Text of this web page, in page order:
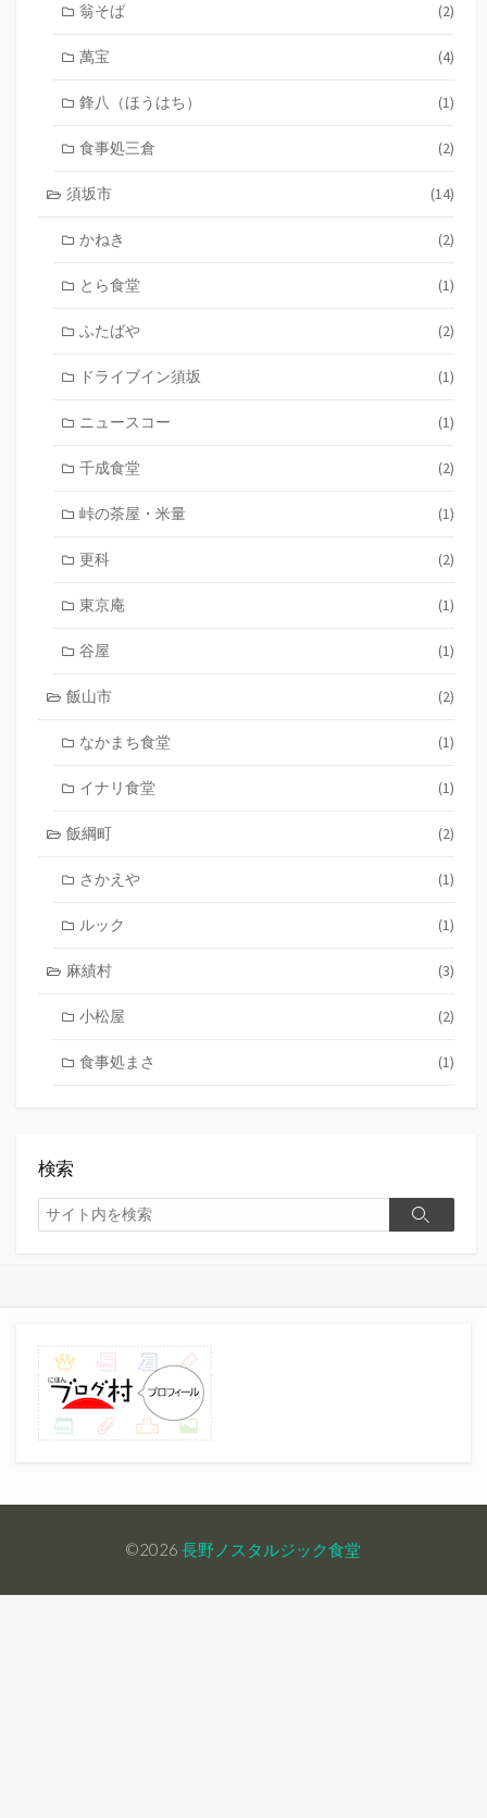
翁そば (2)
萬宝 (4)
鋒八（ほうはち） (1)
食事処三倉 (2)
須坂市 (14)
かねき (2)
とら食堂 (1)
ふたばや (2)
ドライブイン須坂 (1)
ニュースコー (1)
千成食堂 (2)
峠の茶屋・米量 (1)
更科 (2)
東京庵 (1)
谷屋 (1)
飯山市 (2)
なかまち食堂 (1)
イナリ食堂 (1)
飯綱町 (2)
さかえや (1)
ルック (1)
麻績村 (3)
小松屋 (2)
食事処まさ (1)
検索
検
索
検
©2026 長野ノスタルジック食堂